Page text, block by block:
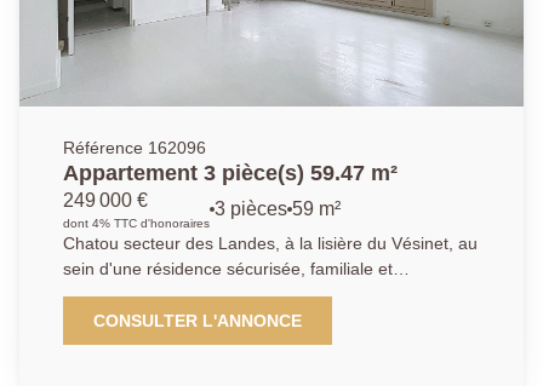
Référence 162096
Appartement 3 pièce(s) 59.47 m²
249 000 €
dont 4% TTC d'honoraires
3 pièces 59 m²
Chatou secteur des Landes, à la lisière du Vésinet, au
sein d'une résidence sécurisée, familiale et
verdoyante, à proximité immédiate des écoles, des
transports (bus) et des parcs et à 17 mn à pied du RE
A, découvrez cet appartement traversant et lumineux.
CONSULTER L'ANNONCE